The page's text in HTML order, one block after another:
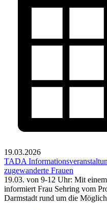
19.03.2026
TADA
zugewanderte Frauen
19.03. von 9-12 Uhr: Mit
informiert Frau Sehring vom
Darmstadt rund um die